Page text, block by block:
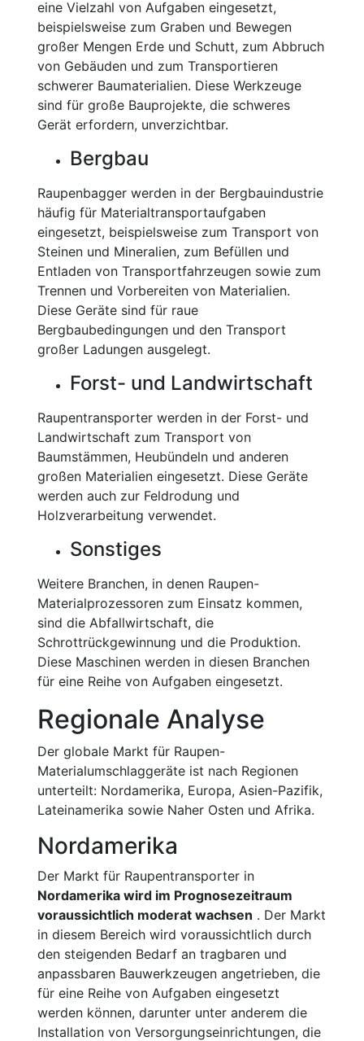
eine Vielzahl von Aufgaben eingesetzt,
beispielsweise zum Graben und Bewegen
großer Mengen Erde und Schutt, zum Abbruch
von Gebäuden und zum Transportieren
schwerer Baumaterialien. Diese Werkzeuge
sind für große Bauprojekte, die schweres
Gerät erfordern, unverzichtbar.
Bergbau
Raupenbagger werden in der Bergbauindustrie
häufig für Materialtransportaufgaben
eingesetzt, beispielsweise zum Transport von
Steinen und Mineralien, zum Befüllen und
Entladen von Transportfahrzeugen sowie zum
Trennen und Vorbereiten von Materialien.
Diese Geräte sind für raue
Bergbaubedingungen und den Transport
großer Ladungen ausgelegt.
Forst- und Landwirtschaft
Raupentransporter werden in der Forst- und
Landwirtschaft zum Transport von
Baumstämmen, Heubündeln und anderen
großen Materialien eingesetzt. Diese Geräte
werden auch zur Feldrodung und
Holzverarbeitung verwendet.
Sonstiges
Weitere Branchen, in denen Raupen-
Materialprozessoren zum Einsatz kommen,
sind die Abfallwirtschaft, die
Schrottrückgewinnung und die Produktion.
Diese Maschinen werden in diesen Branchen
für eine Reihe von Aufgaben eingesetzt.
Regionale Analyse
Der globale Markt für Raupen-
Materialumschlaggeräte ist nach Regionen
unterteilt: Nordamerika, Europa, Asien-Pazifik,
Lateinamerika sowie Naher Osten und Afrika.
Nordamerika
Der Markt für Raupentransporter in
Nordamerika wird im Prognosezeitraum
voraussichtlich moderat wachsen . Der Markt
in diesem Bereich wird voraussichtlich durch
den steigenden Bedarf an tragbaren und
anpassbaren Bauwerkzeugen angetrieben, die
für eine Reihe von Aufgaben eingesetzt
werden können, darunter unter anderem die
Installation von Versorgungseinrichtungen, die